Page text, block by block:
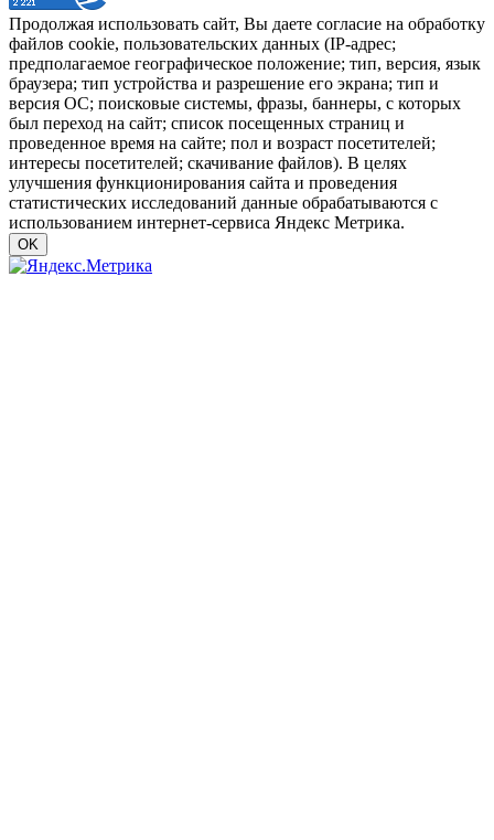
Продолжая использовать сайт, Вы даете согласие на обработку
файлов cookie, пользовательских данных (IP-адрес;
предполагаемое географическое положение; тип, версия, язык
браузера; тип устройства и разрешение его экрана; тип и
версия ОС; поисковые системы, фразы, баннеры, с которых
был переход на сайт; список посещенных страниц и
проведенное время на сайте; пол и возраст посетителей;
интересы посетителей; скачивание файлов). В целях
улучшения функционирования сайта и проведения
статистических исследований данные обрабатываются с
использованием интернет-сервиса Яндекс Метрика.
OK